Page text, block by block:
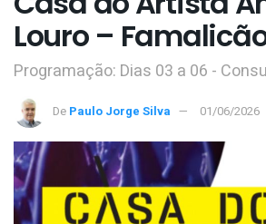
Louro –
Programação: Dias 03 a 06 -
De Paulo Jorge Silva 01/06/2026